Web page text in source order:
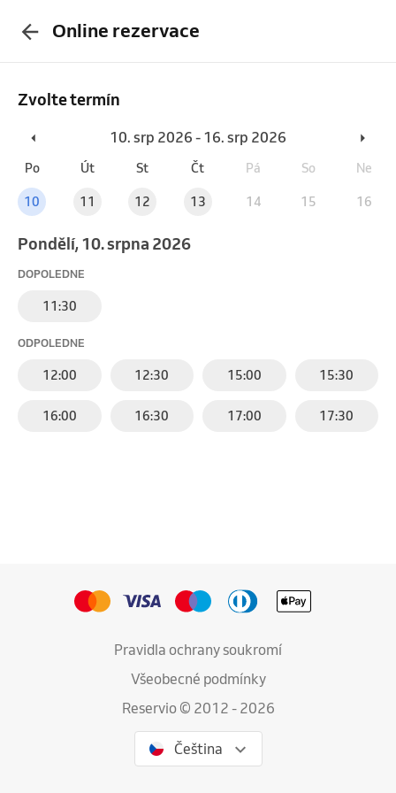
Online rezervace
Zvolte termín
10. srp 2026 - 16. srp 2026
Po Út St Čt Pá So Ne
10 11 12 13 14 15 16
pondělí, 10. srpna 2026
DOPOLEDNE
11:30
ODPOLEDNE
12:00 12:30 15:00 15:30
16:00 16:30 17:00 17:30
Pravidla ochrany soukromí
Všeobecné podmínky
Reservio © 2012 - 2026
Čeština